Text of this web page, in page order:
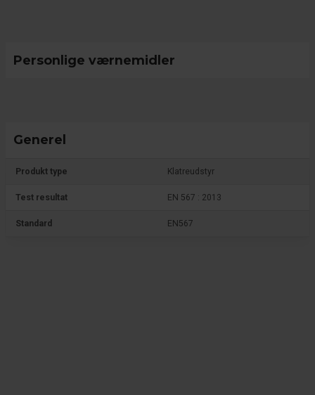
Personlige værnemidler
Generel
Produkt type Klatreudstyr
Test resultat EN 567 : 2013
Standard EN567